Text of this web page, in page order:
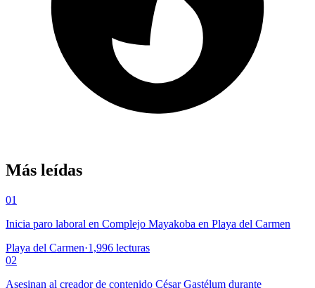
Más leídas
01
Inicia paro laboral en Complejo Mayakoba en Playa del Carmen
Playa del Carmen·1,996 lecturas
02
Asesinan al creador de contenido César Gastélum durante